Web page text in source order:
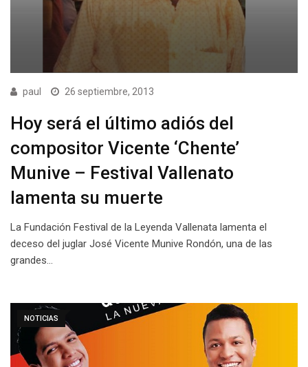
paul 26 septiembre, 2013
Hoy será el último adiós del
compositor Vicente ‘Chente’
Munive – Festival Vallenato
lamenta su muerte
La Fundación Festival de la Leyenda Vallenata lamenta el
deceso del juglar José Vicente Munive Rondón, una de las
grandes…
NOTICIAS